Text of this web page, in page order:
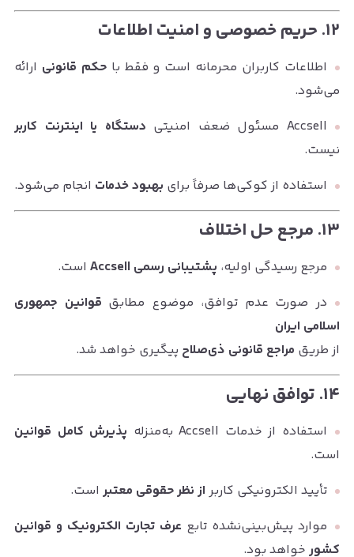
۱۲. حریم خصوصی و امنیت اطلاعات
اطلاعات کاربران محرمانه است و فقط باحکم قانونی ارائه
می‌شود.
Accsell مسئول ضعف امنیتی
دستگاه یا اینترنت کاربر
نیست.
استفاده از کوکی‌ها صرفاً برای بهبود خدمات انجام می‌شود.
۱۳. مرجع حل اختلاف
مرجع رسیدگی اولیه، پشتیبانی رسمی Accsell
است.
در صورت عدم توافق، موضوع مطابق قوانین جمهوری
اسلامی ایران
از طریق مراجع قانونی ذی‌صلاح پیگیری خواهد شد.
۱۴. توافق نهایی
استفاده از خدمات Accsell به‌منزله
پذیرش کامل قوانین
است.
تأیید الکترونیکی کاربر از نظر حقوقی معتبراست.
موارد پیش‌بینی‌نشده تابع عرف تجارت الکترونیک و قوانین
کشورخواهد بود.